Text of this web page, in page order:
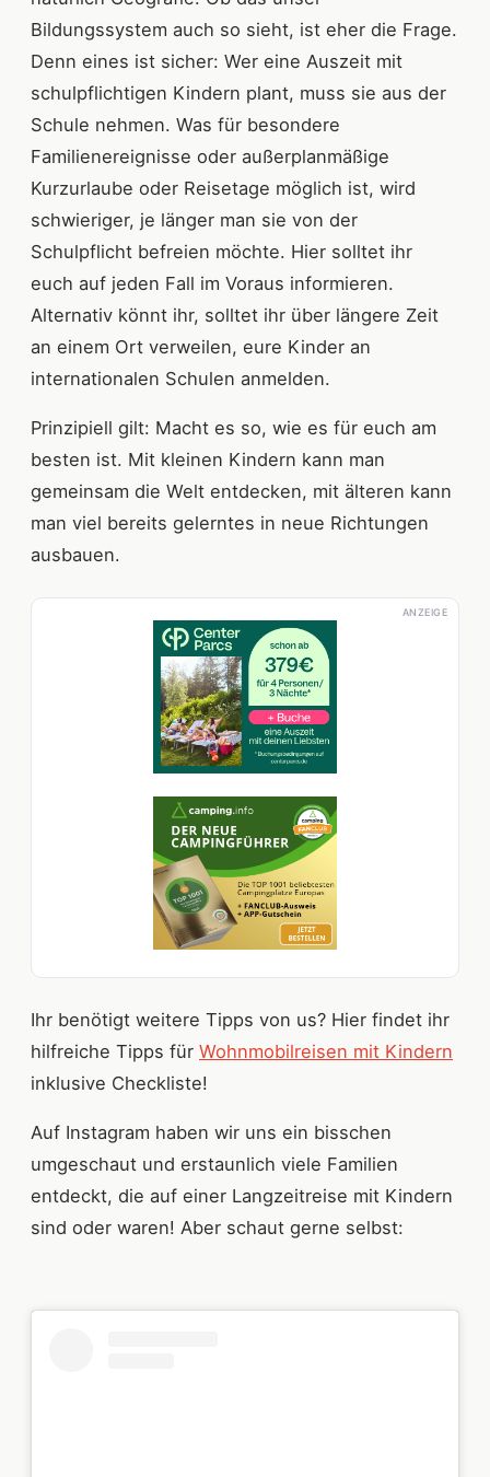
Bildungssystem auch so sieht, ist eher die Frage.
Denn eines ist sicher: Wer eine Auszeit mit
schulpflichtigen Kindern plant, muss sie aus der
Schule nehmen. Was für besondere
Familienereignisse oder außerplanmäßige
Kurzurlaube oder Reisetage möglich ist, wird
schwieriger, je länger man sie von der
Schulpflicht befreien möchte. Hier solltet ihr
euch auf jeden Fall im Voraus informieren.
Alternativ könnt ihr, solltet ihr über längere Zeit
an einem Ort verweilen, eure Kinder an
internationalen Schulen anmelden.
Prinzipiell gilt: Macht es so, wie es für euch am
besten ist. Mit kleinen Kindern kann man
gemeinsam die Welt entdecken, mit älteren kann
man viel bereits gelerntes in neue Richtungen
ausbauen.
ANZEIGE
Ihr benötigt weitere Tipps von us? Hier findet ihr
hilfreiche Tipps für Wohnmobilreisen mit Kindern
inklusive Checkliste!
Auf Instagram haben wir uns ein bisschen
umgeschaut und erstaunlich viele Familien
entdeckt, die auf einer Langzeitreise mit Kindern
sind oder waren! Aber schaut gerne selbst: